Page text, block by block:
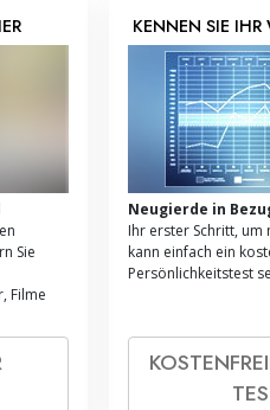
Sie
Filme
KENNEN SIE IHR
Neugierde in
Ihr erster Schritt, um
kann einfach ein
Persönlichkeitstest